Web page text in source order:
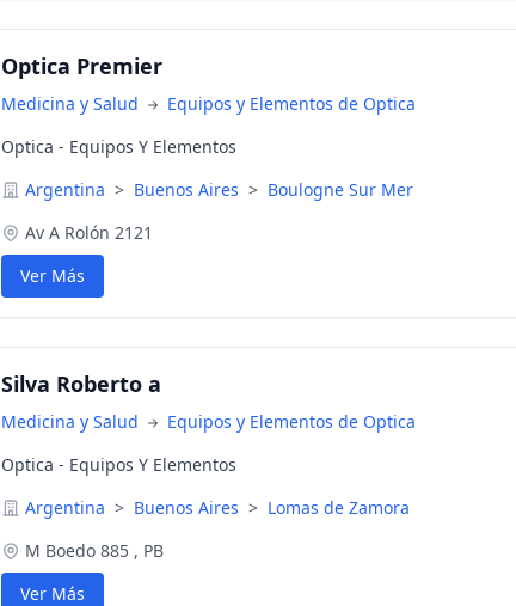
Optica Premier
Medicina y Salud
Equipos y Elementos de Optica
Optica - Equipos Y Elementos
Argentina > Buenos Aires > Boulogne Sur Mer
Av A Rolón 2121
Ver Más
Silva Roberto a
Medicina y Salud
Equipos y Elementos de Optica
Optica - Equipos Y Elementos
Argentina > Buenos Aires > Lomas de Zamora
M Boedo 885 , PB
Ver Más